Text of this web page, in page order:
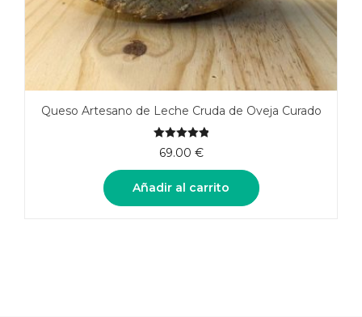
Queso Artesano de Leche Cruda de Oveja Curado
5.00de 5
69.00 €
Añadir al carrito